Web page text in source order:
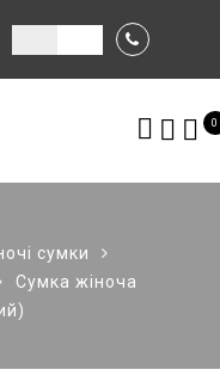
0
сумки
Сумка жіноча